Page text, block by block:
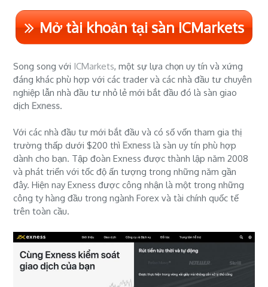
Mở tài khoản tại sàn ICMarkets
Song song với ICMarkets, một sự lựa chọn uy tín và xứng
đáng khác phù hợp với các trader và các nhà đầu tư chuyên
nghiệp lẫn nhà đầu tư nhỏ lẻ mới bắt đầu đó là sàn giao
dịchExness.
Với các nhà đầu tư mới bắt đầu và có số vốn tham gia thị
trường thấp dưới $200 thì Exness là sàn uy tín phù hợp
dành cho bạn. Tập đoàn Exness được thành lập năm 2008
và phát triển với tốc độ ấn tượng trong những năm gần
đây. Hiện nay Exness được công nhận là một trong những
công ty hàng đầu trong ngành Forex và tài chính quốc tế
trên toàn cầu.